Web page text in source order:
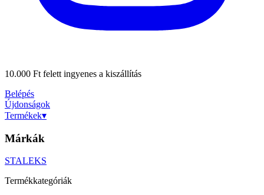
10.000 Ft felett ingyenes a kiszállítás
Belépés
Újdonságok
Termékek▾
Márkák
STALEKS
Termékkategóriák